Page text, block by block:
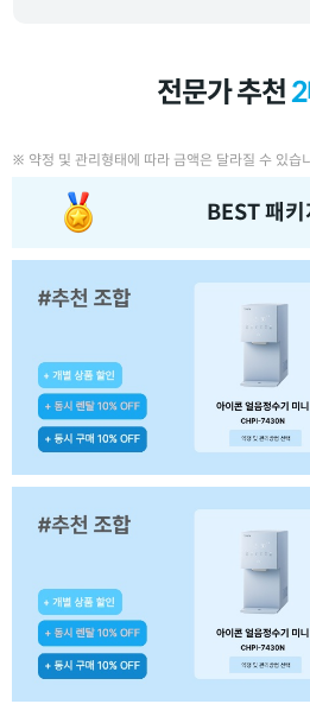
전문가 추천
※ 약정 및 관리형태에 따라 금액은 달라질 수 있습
BEST 패키